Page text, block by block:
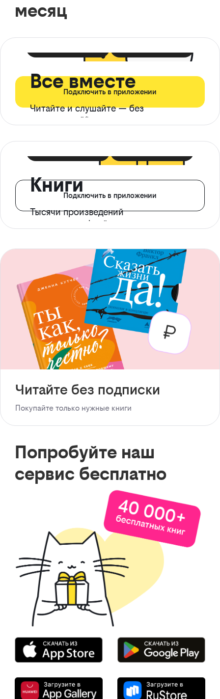
месяц
Все вместе
Читайте и слушайте — без
ограничений*
Подключить в приложении
Книги
Тысячи произведений
с доступом офлайн
Подключить в приложении
Читайте без подписки
Покупайте только нужные книги
Попробуйте наш
сервис бесплатно